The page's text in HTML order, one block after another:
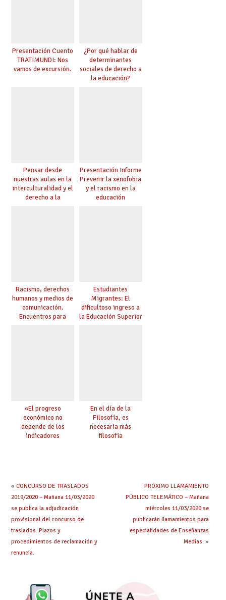
Presentación Cuento
TRATIMUNDI: Nos
vamos de excursión.
¿Por qué hablar de
determinantes
sociales de derecho a
la educación?
Pensar desde
nuestras aulas en la
interculturalidad y el
derecho a la
Presentación Informe
Prevenir la xenofobia
y el racismo en la
educación
Racismo, derechos
humanos y medios de
comunicación.
Encuentros para
Estudiantes
Migrantes: El
dificultoso ingreso a
la Educación Superior
«El progreso
económico no
depende de los
indicadores
En el día de la
Filosofía, es
necesaria más
filosofía
« CONCURSO DE TRASLADOS
2019/2020 – Mañana 11/03/2020
se publica la adjudicación
provisional del concurso de
traslados. Plazos y
procedimientos de reclamación y
renuncia.
PRÓXIMO LLAMAMIENTO
PÚBLICO TELEMÁTICO – Mañana
miércoles 11/03/2020 se
publicarán llamamientos para
especialidades de Enseñanzas
Medias.»